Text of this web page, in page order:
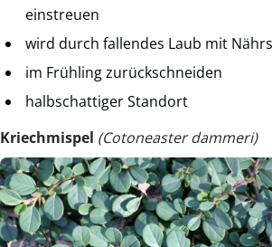
einstreuen
wird durch fallendes Laub mit
im Frühling zurückschneiden
halbschattiger Standort
Kriechmispel (Cotoneaster dammeri)